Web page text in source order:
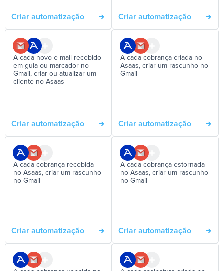
Criar automatização Criar automatização
A cada novo e-mail recebido
em guia ou marcador no
Gmail, criar ou atualizar um
cliente no Asaas
Criar automatização
A cada cobrança criada no
Asaas, criar um rascunho no
Gmail
Criar automatização
A cada cobrança recebida
no Asaas, criar um rascunho
no Gmail
Criar automatização
A cada cobrança estornada
no Asaas, criar um rascunho
no Gmail
Criar automatização